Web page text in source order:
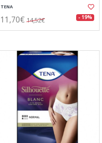
TENA
11,70€ 14,52€ - 19%